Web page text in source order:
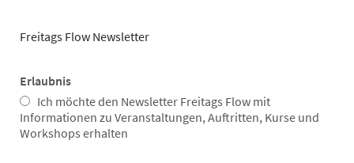
Freitags Flow Newsletter
Erlaubnis
Ich möchte den Newsletter Freitags Flow mit
Informationen zu Veranstaltungen, Auftritten, Kurse und
Workshops erhalten